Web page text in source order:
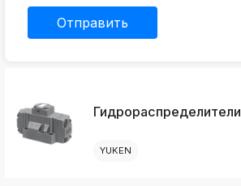
Отправить
Гидрораспределители
YUKEN